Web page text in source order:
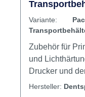
Variante:
Zubehör für Primeprint. 3D-
und
Drucker und
Processing
Hersteller: